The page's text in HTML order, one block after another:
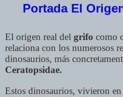
PortadaEl
El origen real del grifo como
relaciona con los numerosos
dinosaurios, más
Ceratopsidae.
Estos dinosaurios, vivieron en